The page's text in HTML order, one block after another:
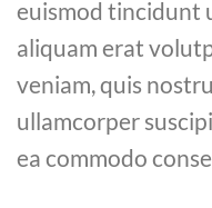
euismod tincidunt
aliquam erat
veniam, quis
ullamcorper
ea commodo